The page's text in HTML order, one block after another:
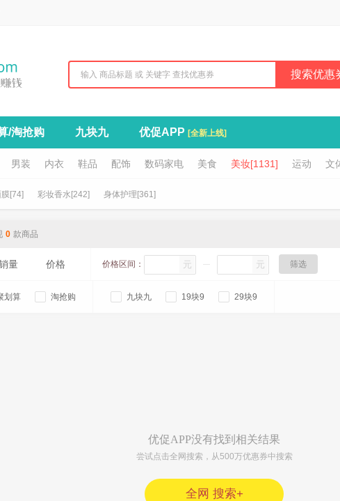
搜索优惠
/淘抢购 九块九 优促APP [全新上线]
男装 内衣 鞋品 配饰 数码家电 美食 美妆[1131] 运动 文
[74] 彩妆香水[242] 身体护理[361]
0 款商品
量 价格 价格区间： 元 元 筛选
划算 淘抢购 九块九 19块9 29块9
优促APP没有找到相关结果
尝试点击全网搜索，从500万优惠券中搜索
全网 搜索+